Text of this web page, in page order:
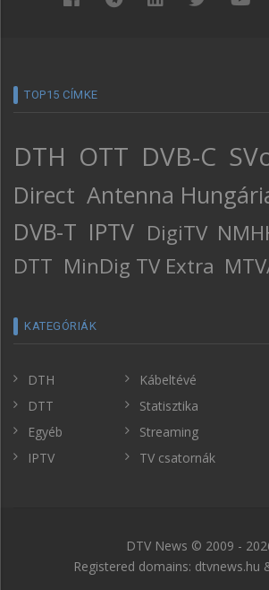
TOP15 CÍMKE
DTH OTT DVB-C
Direct Antenna
DVB-T IPTV DigiTV
DTT MinDig TV Extra
KATEGÓRIÁK
DTH
DTT
Egyéb
IPTV
Kábeltévé
Statisztika
Streaming
TV csatornák
DTV News © 2009 -
Registered domains: dtvnews.hu